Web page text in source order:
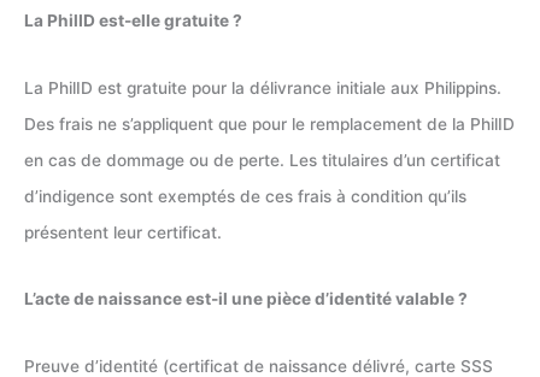
La PhilID est-elle gratuite ?
La PhilID est gratuite pour la délivrance initiale aux Philippins.
Des frais ne s’appliquent que pour le remplacement de la PhilID
en cas de dommage ou de perte. Les titulaires d’un certificat
d’indigence sont exemptés de ces frais à condition qu’ils
présentent leur certificat.
L’acte de naissance est-il une pièce d’identité valable ?
Preuve d’identité (certificat de naissance délivré, carte SSS